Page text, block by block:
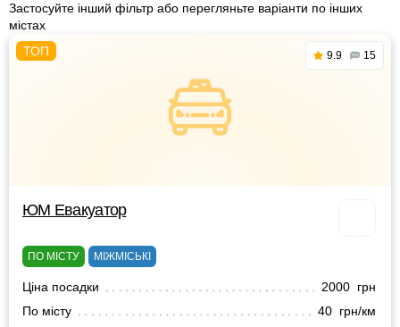
Застосуйте інший фільтр або перегляньте варіанти по інших
містах
9.9 15
ЮМ Евакуатор
ПО МІСТУ МІЖМІСЬКІ
Ціна посадки
2000 грн
По місту
40 грн/км